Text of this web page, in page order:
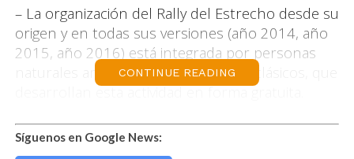
– La organización del Rally del Estrecho desde su
origen y en todas sus versiones (año 2014, año
2015, año 2016) está integrada por personas
naturales amantes de los vehículos clásicos, que
desarrollan esta actividad en forma gratuita.
– El Rally del Estrecho ha congregado a más de
150 vehículos en el total de sus versiones,
CONTINUE READING
Síguenos en Google News: